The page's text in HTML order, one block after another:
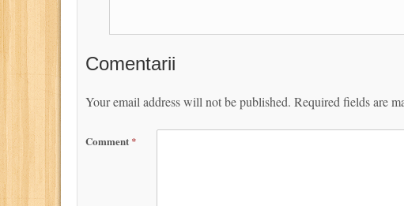
Comentarii
Your email address will not be published. Required fields are
Comment *